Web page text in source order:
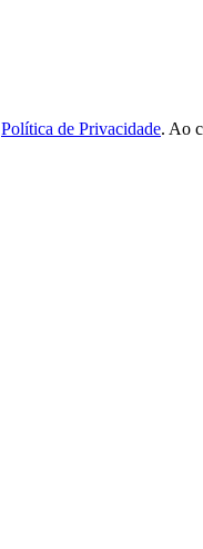
Política de Privacidade. Ao